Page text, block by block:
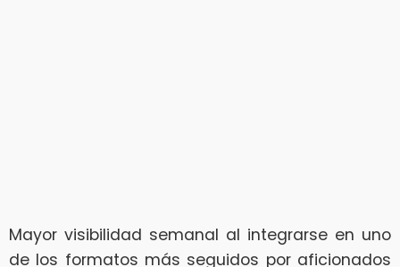
Mayor visibilidad semanal al integrarse en uno
de los formatos más seguidos por aficionados